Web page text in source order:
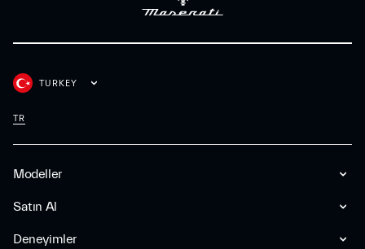
Modeller
Satın Al
Deneyimler
TURKEY
TR